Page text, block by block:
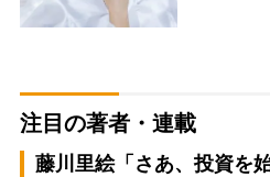
注目の著者・連載
藤川里絵「さあ、投資を